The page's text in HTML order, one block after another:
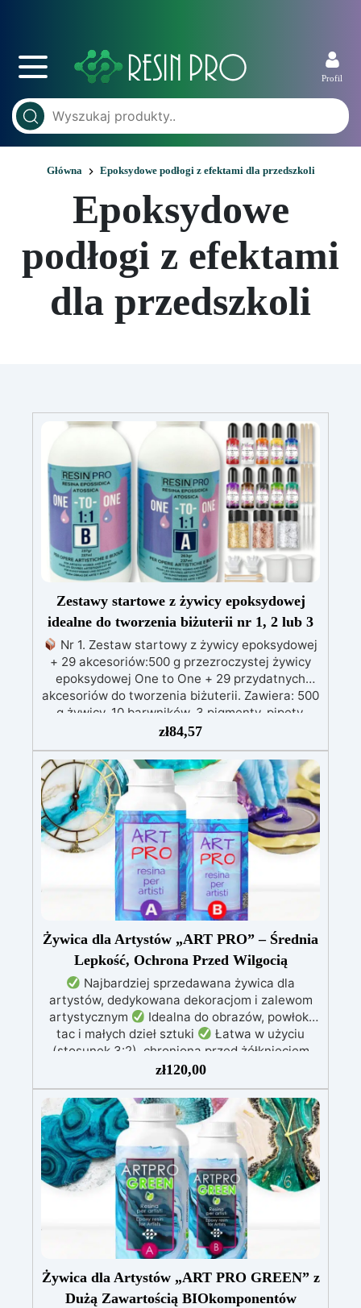
Profil
Główna Epoksydowe podłogi z efektami dla przedszkoli
Epoksydowe
podłogi z efektami
dla przedszkoli
Zestawy startowe z żywicy epoksydowej
idealne do tworzenia biżuterii nr 1, 2 lub 3
Nr 1. Zestaw startowy z żywicy epoksydowej
+ 29 akcesoriów:500 g przezroczystej żywicy
epoksydowej One to One + 29 przydatnych
akcesoriów do tworzenia biżuterii. Zawiera: 500
g żywicy, 10 barwników, 3 pigmenty, pipety,
Nr 2. Zestaw startowy z żywicy epoksydowej
+ 100 akcesoriów:500 g przezroczystej żywicy
epoksydowej One to One + 100 przydatnych
akcesoriów do tworzenia biżuterii. Zawiera: 500
g żywicy, 12 dodatków dekoracyjnych, suszone
kwiaty, silikonową formę z literami, breloczki,
końcówki do miniwiertarki, ponad 100
elementów.
zł84,57
Żywica dla Artystów „ART PRO” – Średnia
Lepkość, Ochrona Przed Wilgocią
Najbardziej sprzedawana żywica dla
artystów, dedykowana dekoracjom i zalewom
artystycznym
Idealna do obrazów, powłok,
tac i małych dzieł sztuki
Łatwa w użyciu
(stosunek 3:2), chroniona przed żółknięciem
dzięki specjalnym filtrom UV
nie kapie, utrzymując precyzyjne i czyste wzory
Utwardza się w 12-24 godziny, zapewniając
błyszczącą i lśniącą powierzchnię
zł120,00
Żywica dla Artystów „ART PRO GREEN” z
Dużą Zawartością BIOkomponentów